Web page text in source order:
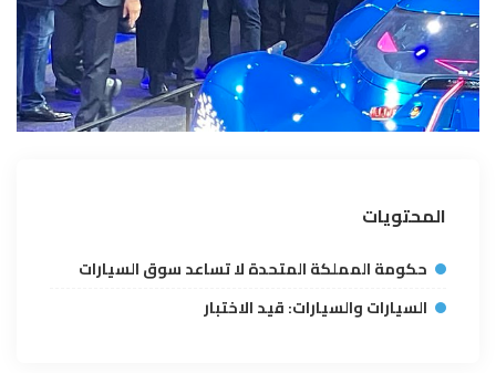
المحتويات
حكومة المملكة المتحدة لا تساعد سوق السيارات
السيارات والسيارات: قيد الاختبار